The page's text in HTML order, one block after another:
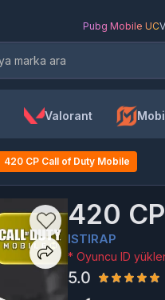
Pubg Mobile UC
Valorant
420 CP Call of Duty Mobile
420
ISTIRAP
* Oyuncu ID
5.0